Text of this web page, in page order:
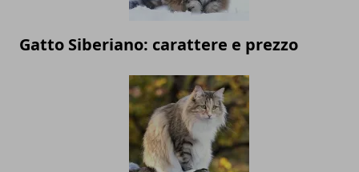
Gatto Siberiano: carattere e prezzo